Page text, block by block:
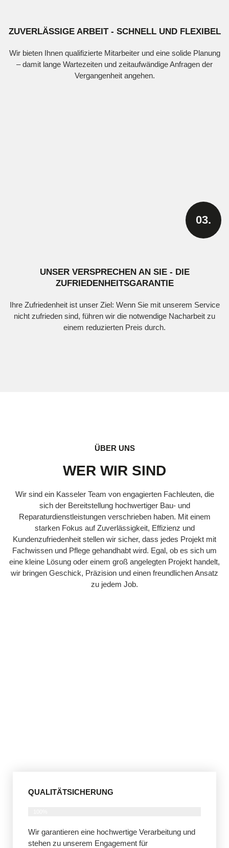
ZUVERLÄSSIGE ARBEIT - SCHNELL UND FLEXIBEL
Wir bieten Ihnen qualifizierte Mitarbeiter und eine solide Planung
– damit lange Wartezeiten und zeitaufwändige Anfragen der
Vergangenheit angehen.
03.
UNSER VERSPRECHEN AN SIE - DIE
ZUFRIEDENHEITSGARANTIE
Ihre Zufriedenheit ist unser Ziel: Wenn Sie mit unserem Service
nicht zufrieden sind, führen wir die notwendige Nacharbeit zu
einem reduzierten Preis durch.
ÜBER UNS
WER WIR SIND
Wir sind ein Kasseler Team von engagierten Fachleuten, die
sich der Bereitstellung hochwertiger Bau- und
Reparaturdienstleistungen verschrieben haben. Mit einem
starken Fokus auf Zuverlässigkeit, Effizienz und
Kundenzufriedenheit stellen wir sicher, dass jedes Projekt mit
Fachwissen und Pflege gehandhabt wird. Egal, ob es sich um
eine kleine Lösung oder einem groß angelegten Projekt handelt,
wir bringen Geschick, Präzision und einen freundlichen Ansatz
zu jedem Job.
QUALITÄTSICHERUNG
Wir garantieren eine hochwertige Verarbeitung und
stehen zu unserem Engagement für